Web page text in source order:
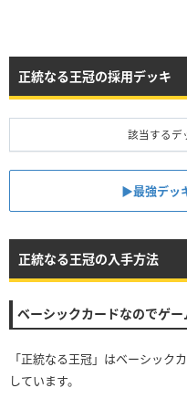
正統なる王冠の採用デッキ
該当するデ
▶︎最強デッ
正統なる王冠の入手方法
ベーシックカードなのでゲ
「正統なる王冠」はベーシック
しています。